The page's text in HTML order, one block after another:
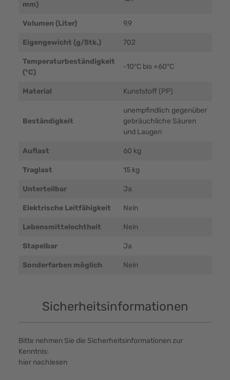
mm)
Volumen (Liter) 9,9
Eigengewicht (g/Stk.) 702
Temperaturbeständigkeit
(°C)
-10°C bis +60°C
Material Kunststoff (PP)
Beständigkeit
unempfindlich gegenüber
gebräuchliche Säuren
und Laugen
Auflast 60 kg
Traglast 15 kg
Unterteilbar Ja
Elektrische Leitfähigkeit Nein
Lebensmittelechtheit Nein
Stapelbar Ja
Sonderfarben möglich Nein
Sicherheitsinformationen
Bitte nehmen Sie die Sicherheitsinformationen zur
Kenntnis:
hier nachlesen